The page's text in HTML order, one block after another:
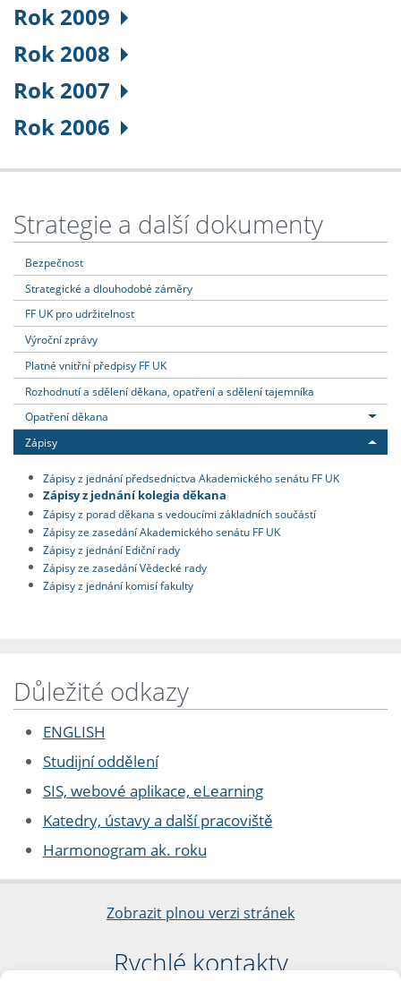
Rok 2009
Rok 2008
Rok 2007
Rok 2006
Strategie a další dokumenty
Bezpečnost
Strategické a dlouhodobé záměry
FF UK pro udržitelnost
Výroční zprávy
Platné vnitřní předpisy FF UK
Rozhodnutí a sdělení děkana, opatření a sdělení tajemníka
Opatření děkana
Zápisy
Zápisy z jednání předsednictva Akademického senátu FF UK
Zápisy z jednání kolegia děkana
Zápisy z porad děkana s vedoucími základních součástí
Zápisy ze zasedání Akademického senátu FF UK
Zápisy z jednání Ediční rady
Zápisy ze zasedání Vědecké rady
Zápisy z jednání komisí fakulty
Důležité odkazy
ENGLISH
Studijní oddělení
SIS, webové aplikace, eLearning
Katedry, ústavy a další pracoviště
Harmonogram ak. roku
Zobrazit plnou verzi stránek
Rychlé kontakty